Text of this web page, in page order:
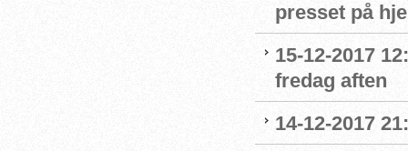
presset på
15-12-2017
fredag aften
14-12-2017